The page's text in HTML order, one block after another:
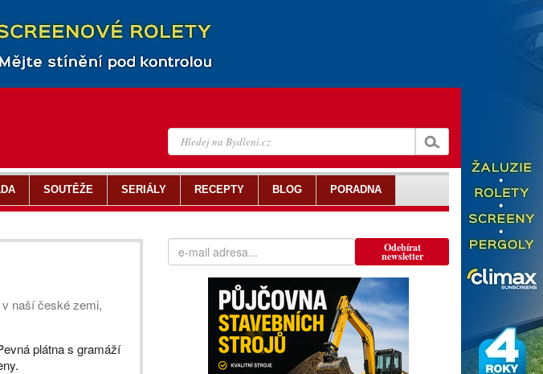
naší české zemi,
plátna s gramáží
Odebírat
newsletter
SOUTĚŽE SERIÁLY RECEPTY BLOG PORADNA